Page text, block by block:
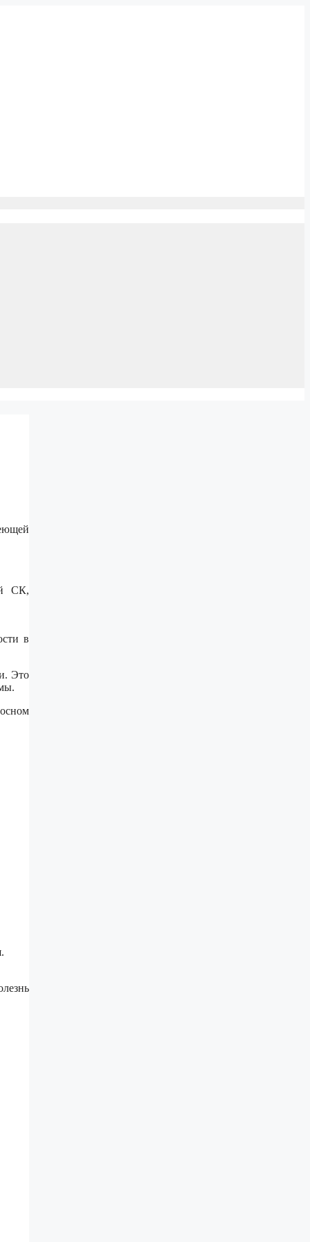
СК,
в
Это